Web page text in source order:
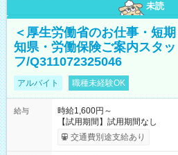
未読
＜厚生労働省のお仕事・短
知県・労働保険ご案内スタッ
フ/Q311072325046
アルバイト 職種未経験OK
給与
時給1,600円～
【試用期間】試用期間なし
交通費別途支給あり